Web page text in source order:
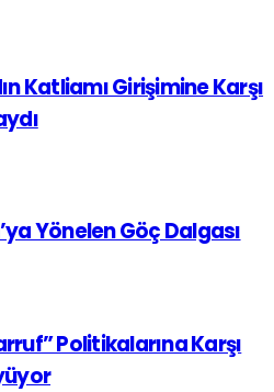
Katliamı Girişimine Karşı
Yönelen Göç Dalgası
Politikalarına Karşı